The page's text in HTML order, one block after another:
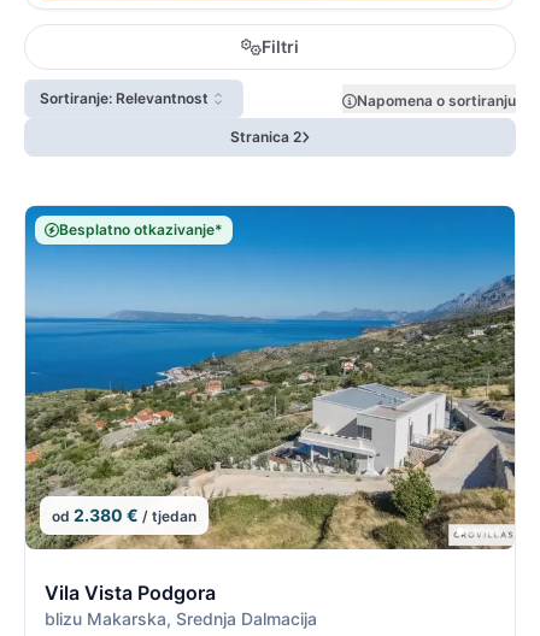
Filtri
Sortiranje: Relevantnost
Napomena o sortiranju
Stranica 2
Besplatno otkazivanje*
od 2.380 € / tjedan
Vila Vista Podgora
blizu Makarska, Srednja Dalmacija